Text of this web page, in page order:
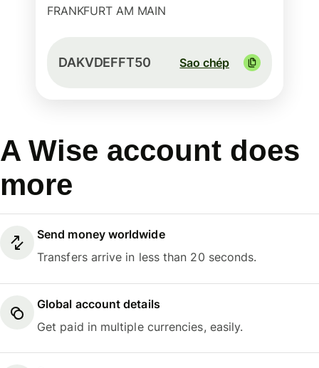
FRANKFURT AM MAIN
DAKVDEFFT50 Sao chép
A Wise account does
more
Send money worldwide
Transfers arrive in less than 20 seconds.
Global account details
Get paid in multiple currencies, easily.